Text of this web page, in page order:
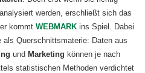
werden, erschließt sich das
kommt WEBMARKins Spiel. Dabei
Querschnittsmaterie: Daten aus
und Marketing können je nach
statistischen Methoden verdichtet